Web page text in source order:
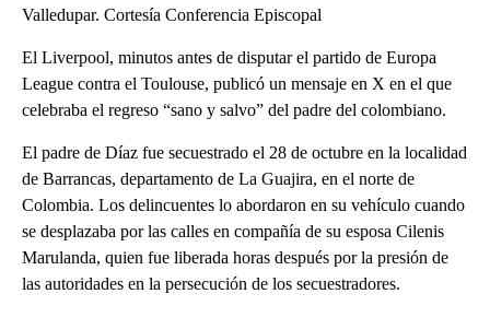
Valledupar. Cortesía Conferencia Episcopal
El Liverpool, minutos antes de disputar el partido de Europa
League contra el Toulouse, publicó un mensaje en X en el que
celebraba el regreso “sano y salvo” del padre del colombiano.
El padre de Díaz fue secuestrado el 28 de octubre en la localidad
de Barrancas, departamento de La Guajira, en el norte de
Colombia. Los delincuentes lo abordaron en su vehículo cuando
se desplazaba por las calles en compañía de su esposa Cilenis
Marulanda, quien fue liberada horas después por la presión de
las autoridades en la persecución de los secuestradores.